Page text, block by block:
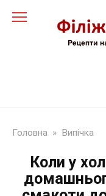
до
Головна » Випічка
Коли у